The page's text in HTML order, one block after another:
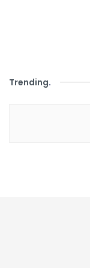
Trending.